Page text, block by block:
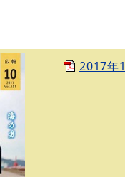
2017年